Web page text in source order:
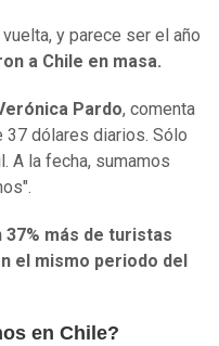
y parece ser el año
a Chile en masa.
Pardo, comenta
37 dólares diarios. Sólo
A la fecha, sumamos
37% más de turistas
el mismo periodo del
en Chile?